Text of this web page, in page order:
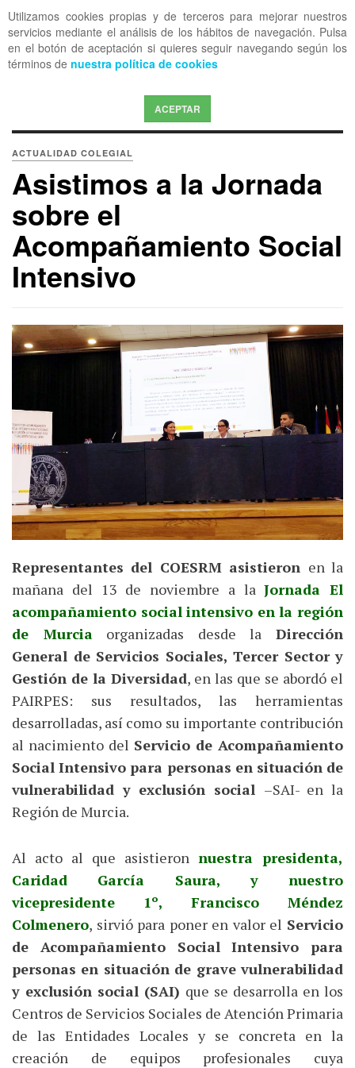
Utilizamos cookies propias y de terceros para mejorar nuestros
servicios mediante el análisis de los hábitos de navegación. Pulsa
en el botón de aceptación si quieres seguir navegando según los
términos de nuestra política de cookies
ACEPTAR
OFF CANVAS
ACTUALIDAD COLEGIAL
Asistimos a la Jornada
sobre el
Acompañamiento Social
Intensivo
Representantes del COESRM asistieron en la
mañana del 13 de noviembre a laJornada El
acompañamiento social intensivo en la región
de Murcia organizadas desde laDirección
General de Servicios Sociales, Tercer Sector y
Gestión de la Diversidad, en las que se abordó el
PAIRPES: sus resultados, las herramientas
desarrolladas, así como su importante contribución
al nacimiento del Servicio de Acompañamiento
Social Intensivo para personas en situación de
vulnerabilidad y exclusión social –SAI- en la
Región de Murcia.
Al acto al que asistieron nuestra presidenta,
Caridad García Saura, y nuestro
vicepresidente 1º, Francisco Méndez
Colmenero, sirvió para poner en valor el Servicio
de Acompañamiento Social Intensivo para
personas en situación de grave vulnerabilidad
y exclusión social (SAI) que se desarrolla en los
Centros de Servicios Sociales de Atención Primaria
de las Entidades Locales y se concreta en la
creación de equipos profesionales cuya